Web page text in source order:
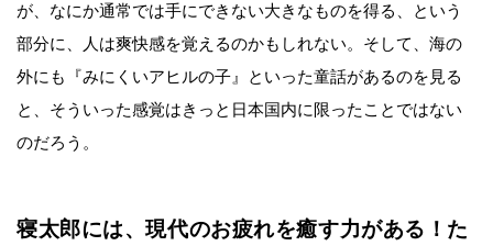
が、なにか通常では手にできない大きなものを得る、という
部分に、人は爽快感を覚えるのかもしれない。そして、海の
外にも『みにくいアヒルの子』といった童話があるのを見る
と、そういった感覚はきっと日本国内に限ったことではない
のだろう。
寝太郎には、現代のお疲れを癒す力がある！た